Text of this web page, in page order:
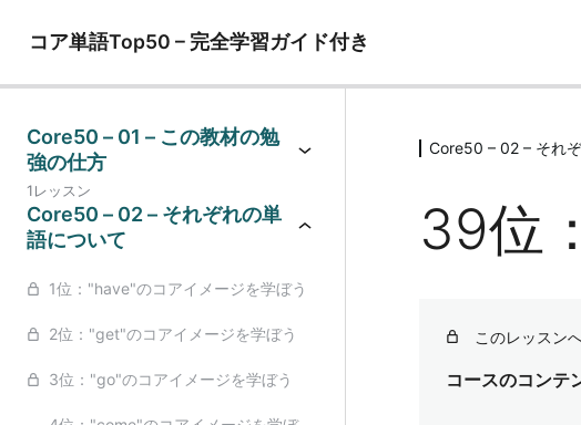
コア単語Top50 – 完全学習ガイド付き
Core50 – 01 – この教材の勉
強の仕方
1レッスン
Core50 – 02 – それぞれの単
語について
1位："have"のコアイメージを学ぼう
2位："get"のコアイメージを学ぼう
3位："go"のコアイメージを学ぼう
Core50 – 02 – それ
39位
このレッスン
コースのコンテ